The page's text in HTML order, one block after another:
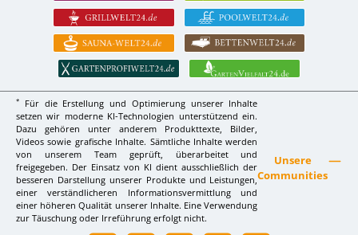
*
Für die Erstellung und Optimierung unserer Inhalte
setzen wir moderne KI-Technologien unterstützend ein.
Dazu gehören unter anderem Produkttexte, Bilder,
Videos sowie grafische Inhalte. Sämtliche Inhalte werden
von unserem Team geprüft, überarbeitet und
freigegeben. Der Einsatz von KI dient ausschließlich der
besseren Darstellung unserer Produkte und Leistungen,
einer verständlicheren Informationsvermittlung und
einer höheren Qualität unserer Inhalte. Eine Verwendung
zur Täuschung oder Irreführung erfolgt nicht.
Unsere
Communities